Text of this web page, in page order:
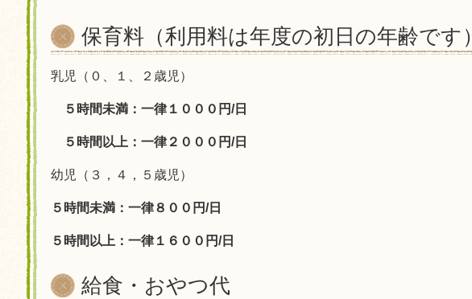
保育料（利用料は年度の初日の年齢です）
乳児（０、１、２歳児）
５時間未満：一律１０００円/日
５時間以上：一律２０００円/日
幼児（３，４，５歳児）
５時間未満：一律８００円/日
５時間以上：一律１６００円/日
給食・おやつ代